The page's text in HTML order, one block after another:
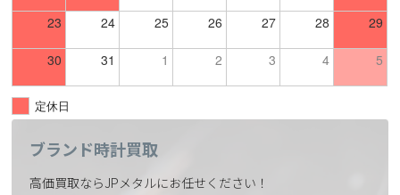
23 24 25 26 27 28 29
30 31 1 2 3 4 5
定休日
ブランド時計買取
高価買取ならJPメタルにお任せください！